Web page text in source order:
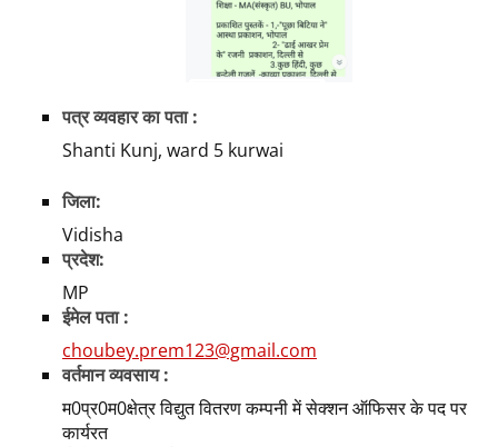
पत्र व्यवहार का पता :
Shanti Kunj, ward 5 kurwai
जिला:
Vidisha
प्रदेश:
MP
ईमेल पता :
choubey.prem123@gmail.com
वर्तमान व्यवसाय :
म0प्र0म0क्षेत्र विद्युत वितरण कम्पनी में सेक्शन ऑफिसर के पद पर
कार्यरत